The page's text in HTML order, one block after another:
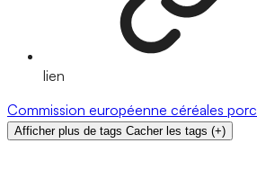
lien
Commission européenne céréales porc
Afficher plus de tags Cacher les tags (+)